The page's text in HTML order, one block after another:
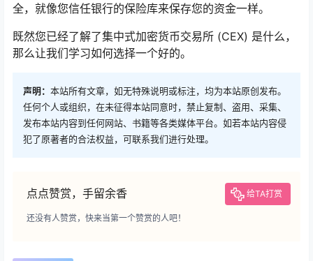
全，就像您信任银行的保险库来保存您的资金一样。
既然您已经了解了集中式加密货币交易所 (CEX) 是什么，
那么让我们学习如何选择一个好的。
声明： 本站所有文章，如无特殊说明或标注，均为本站原创发布。
任何个人或组织，在未征得本站同意时，禁止复制、盗用、采集、
发布本站内容到任何网站、书籍等各类媒体平台。如若本站内容侵
犯了原著者的合法权益，可联系我们进行处理。
点点赞赏，手留余香 给TA打赏
还没有人赞赏，快来当第一个赞赏的人吧！